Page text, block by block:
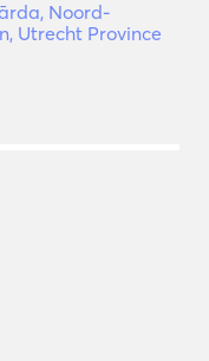
Noord-
Utrecht Province